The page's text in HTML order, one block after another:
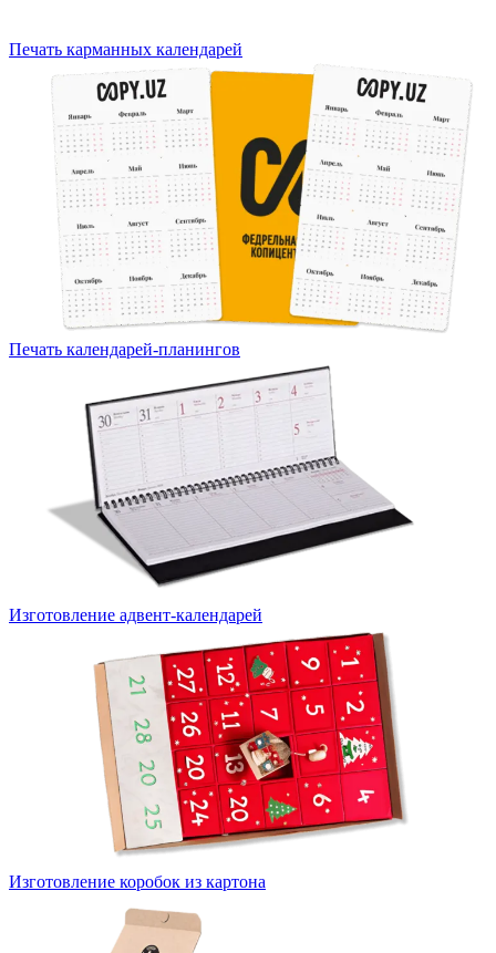
Печать карманных календарей
Печать календарей-планингов
Изготовление адвент-календарей
Изготовление коробок из картона